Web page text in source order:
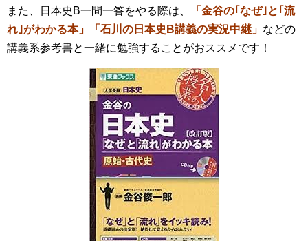
また、日本史B一問一答をやる際は、
「金谷の｢なぜ｣と｢流
れ｣がわかる本」
「石川の日本史B講義の実況中継」 などの
講義系参考書と一緒に勉強することがおススメです！